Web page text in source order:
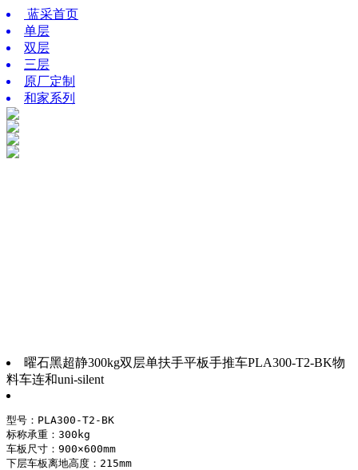
蓝采首页
单层
双层
三层
原厂定制
和家系列
曜石黑超静300kg双层单扶手平板手推车PLA300-T2-BK物
料车连和uni-silent
型号：PLA300-T2-BK
标称承重：300kg
车板尺寸：900×600mm
下层车板离地高度：215mm